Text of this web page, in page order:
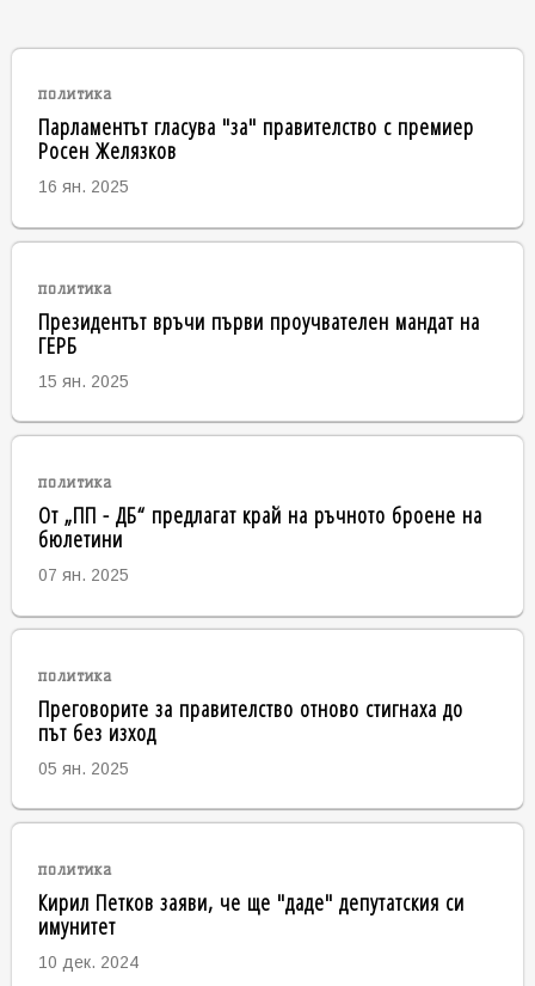
политика
Парламентът гласува "за" правителство с премиер
Росен Желязков
16 ян. 2025
политика
Президентът връчи първи проучвателен мандат на
ГЕРБ
15 ян. 2025
политика
От „ПП - ДБ“ предлагат край на ръчното броене на
бюлетини
07 ян. 2025
политика
Преговорите за правителство отново стигнаха до
път без изход
05 ян. 2025
политика
Кирил Петков заяви, че ще "даде" депутатския си
имунитет
10 дек. 2024